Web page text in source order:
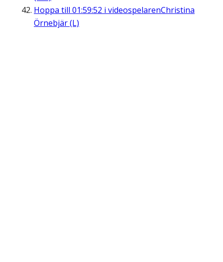
Hoppa till 01:59:52 i videospelarenChristina
Örnebjär (L)